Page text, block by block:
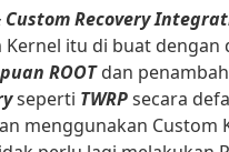
Custom Recovery
Kernel itu di buat dengan
ROOTdan
seperti TWRPsecara
menggunakan Custom